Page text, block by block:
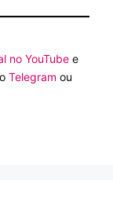
no YouTube e
Telegram ou